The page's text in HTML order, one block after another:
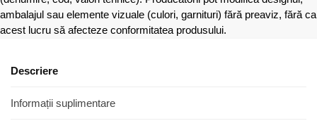
ambalajul sau elemente vizuale (culori, garnituri) fără preaviz, fără ca
acest lucru să afecteze conformitatea produsului.
Descriere
Informații suplimentare